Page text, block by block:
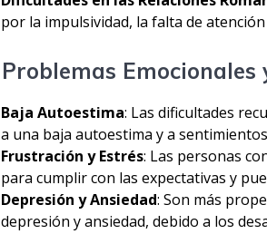
por la impulsividad, la falta de
Problemas
Baja Autoestima: Las dificultades
a una baja autoestima y a
Frustración y Estrés: Las personas
para cumplir con las expectativas y
Depresión y Ansiedad: Son más
depresión y ansiedad, debido a los